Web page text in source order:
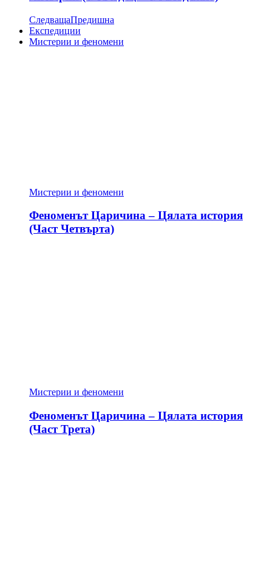
СледващаПредишна
Експедиции
Мистерии и феномени
Мистерии и феномени
Феноменът Царичина – Цялата история
(Част Четвърта)
Мистерии и феномени
Феноменът Царичина – Цялата история
(Част Трета)